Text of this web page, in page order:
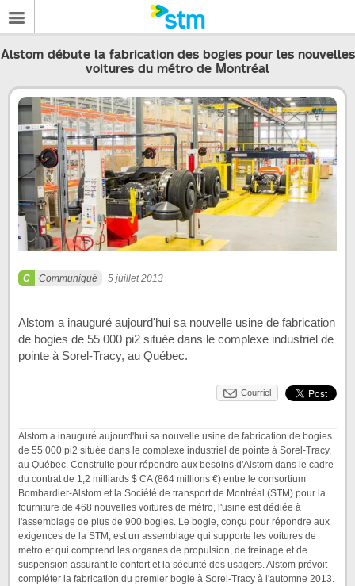
Alstom débute la fabrication des bogies pour les nouvelles
voitures du métro de Montréal
Communiqué 5 juillet 2013
Alstom a inauguré aujourd'hui sa nouvelle usine de fabrication
de bogies de 55 000 pi2 située dans le complexe industriel de
pointe à Sorel-Tracy, au Québec.
Courriel
Alstom a inauguré aujourd'hui sa nouvelle usine de fabrication de bogies
de 55 000 pi2 située dans le complexe industriel de pointe à Sorel-Tracy,
au Québec. Construite pour répondre aux besoins d'Alstom dans le cadre
du contrat de 1,2 milliards $ CA (864 millions €) entre le consortium
Bombardier-Alstom et la Société de transport de Montréal (STM) pour la
fourniture de 468 nouvelles voitures de métro, l'usine est dédiée à
l'assemblage de plus de 900 bogies. Le bogie, conçu pour répondre aux
exigences de la STM, est un assemblage qui supporte les voitures de
métro et qui comprend les organes de propulsion, de freinage et de
suspension assurant le confort et la sécurité des usagers. Alstom prévoit
compléter la fabrication du premier bogie à Sorel-Tracy à l'automne 2013.